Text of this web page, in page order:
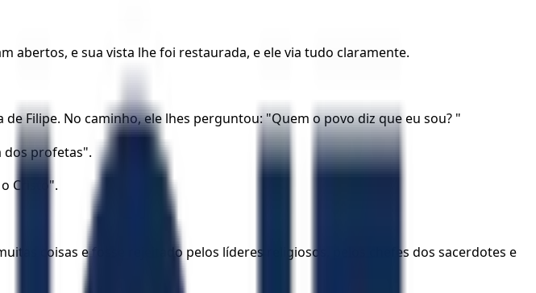
abertos, e sua vista lhe foi restaurada, e ele via tudo claramente.
Filipe. No caminho, ele lhes perguntou: "Quem o povo diz que eu sou? "
dos profetas".
Cristo".
coisas e fosse rejeitado pelos líderes religiosos, pelos chefes dos sacerdotes e